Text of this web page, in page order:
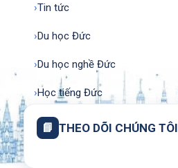
›Tin tức
›Du học Đức
›Du học nghề Đức
›Học tiếng Đức
📘 THEO DÕI CHÚNG TÔI